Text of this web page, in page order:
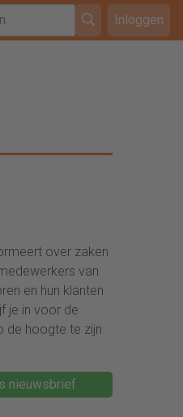
Inloggen
over zaken
van
en hun klanten
je in voor de
de hoogte te zijn
nieuwsbrief